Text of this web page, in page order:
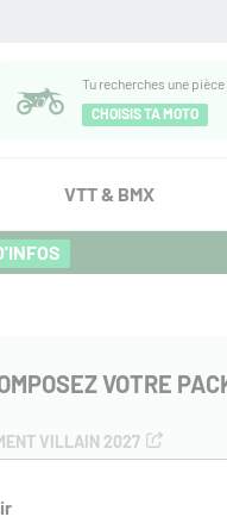
Tu recherches une pièce
CHOISIS TA MOTO
VTT & BMX
VOTRE
VILLAIN 2027